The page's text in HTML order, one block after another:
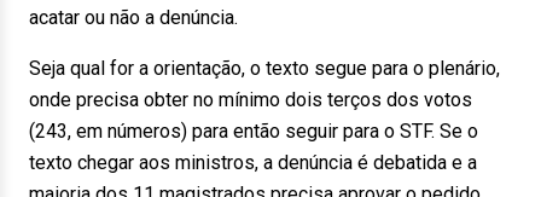
acatar ou não a denúncia.
Seja qual for a orientação, o texto segue para o plenário,
onde precisa obter no mínimo dois terços dos votos
(243, em números) para então seguir para o STF. Se o
texto chegar aos ministros, a denúncia é debatida e a